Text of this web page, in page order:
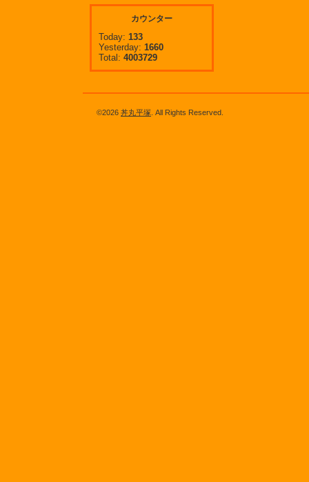
カウンター
Today: 133
Yesterday: 1660
Total: 4003729
©2026 丼丸平塚 . All Rights Reserved.